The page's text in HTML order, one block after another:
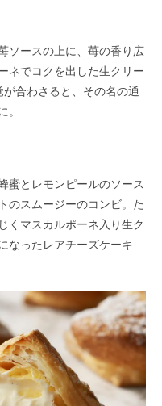
ソースの上に、苺の香り広
ネでコクを出した生クリー
合わさると、その名の通
。
蜜とレモンピールのソース
のスムージーのコンビ。た
くマスカルポーネ入り生ク
なったレアチーズケーキ